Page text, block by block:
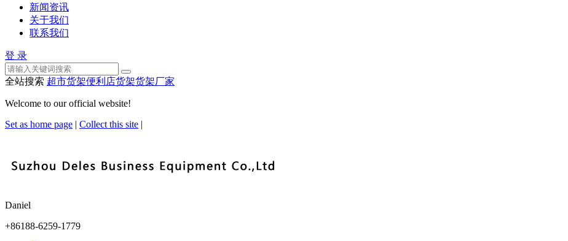
新闻资讯
关于我们
联系我们
登 录
全站搜索 超市货架便利店货架货架厂家
Welcome to our official website!
Set as home page | Collect this site |
Daniel
+86188-6259-1779